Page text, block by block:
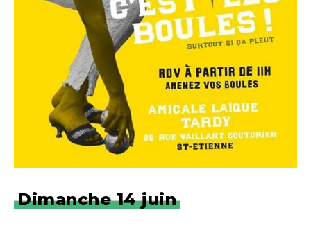
Dimanche 14 juin